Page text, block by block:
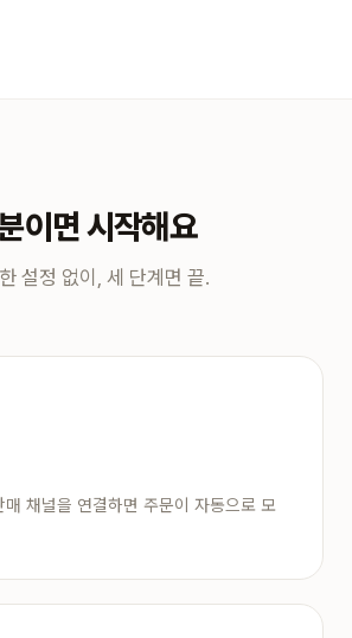
이면 시작해요
설정 없이, 세 단계면 끝.
매 채널을 연결하면 주문이 자동으로 모